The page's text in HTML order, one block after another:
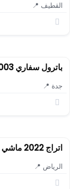
القطيف 📍
باترول سفاري 2003
جدة 📍
اتراج 2022 ماشي 112
الرياض 📍